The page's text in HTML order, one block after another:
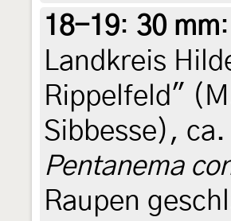
18-19: 30 mm
Landkreis
Rippelfeld"
Sibbesse),
Pentanema
Raupen